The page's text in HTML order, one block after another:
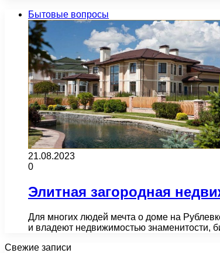
Бытовые вопросы
21.08.2023
0
Элитная загородная
Для многих людей мечта о доме на
и владеют недвижимостью знаменитости,
Свежие записи